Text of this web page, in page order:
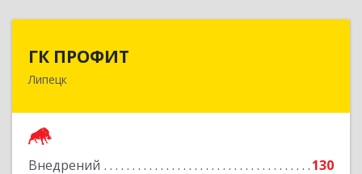
ГК ПРОФИТ
Липецк
Внедрений
130
398001, Липецкая обл, Липецк г, Советская ул,